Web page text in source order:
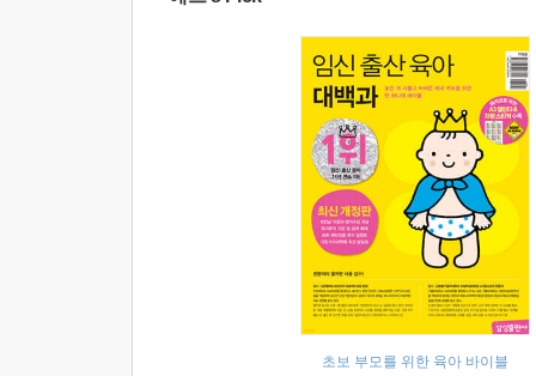
초보 부모를 위한 육아 바이블